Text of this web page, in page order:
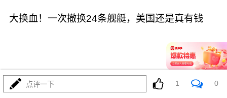
大换血！一次撤换24条舰艇，美国还是真有钱
最热 36375 09-01
点评一下 1 0